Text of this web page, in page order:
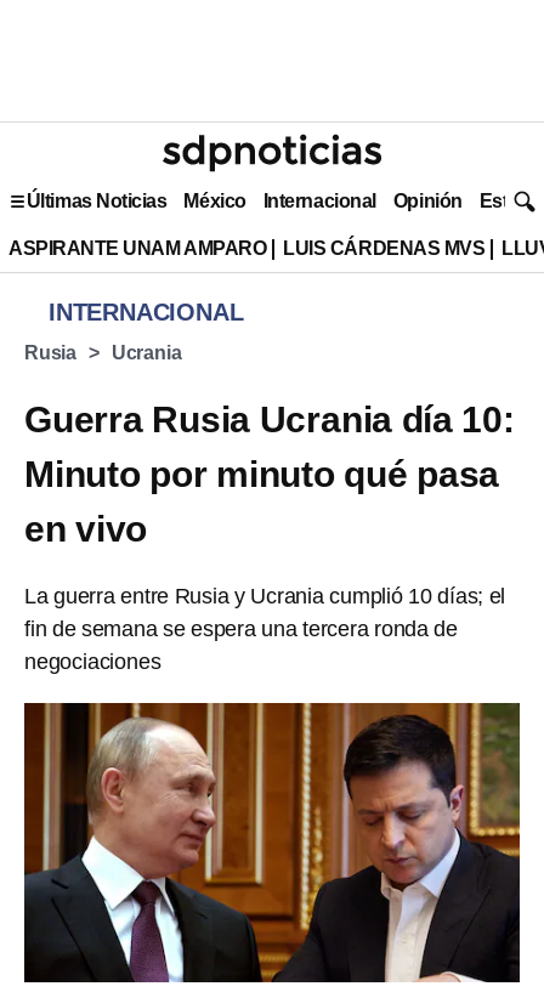
Últimas Noticias México Internacional Opinión Estilo
ASPIRANTE UNAM AMPARO LUIS CÁRDENAS MVS
INTERNACIONAL
Rusia Ucrania
Guerra Rusia Ucrania día 10:
Minuto por minuto qué pasa
en vivo
La guerra entre Rusia y Ucrania cumplió 10 días; el
fin de semana se espera una tercera ronda de
negociaciones